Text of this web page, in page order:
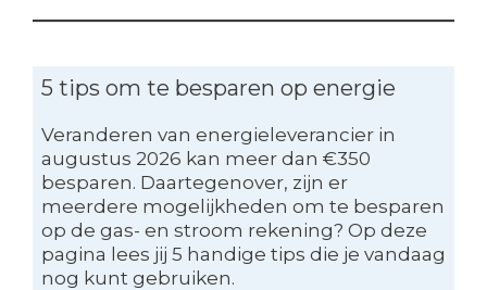
5 tips om te besparen op energie
Veranderen van energieleverancier in
augustus 2026 kan meer dan €350
besparen. Daartegenover, zijn er
meerdere mogelijkheden om te besparen
op de gas- en stroom rekening? Op deze
pagina lees jij 5 handige tips die je vandaag
nog kunt gebruiken.